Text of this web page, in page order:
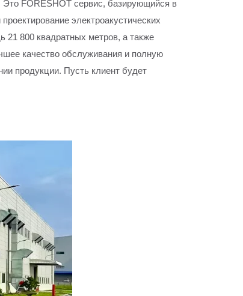
Это FORESHOT сервис, базирующийся в
электроакустических
800 квадратных метров, а также
качество обслуживания и полную
продукции. Пусть клиент будет